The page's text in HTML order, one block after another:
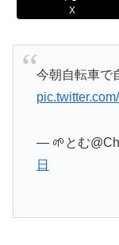
X
今朝自転車で
— 🌱とむ
日